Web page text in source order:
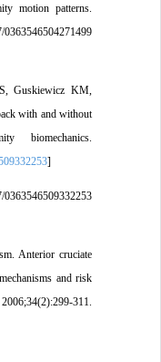
motion patterns.
0363546504271499
Guskiewicz KM,
with and without
biomechanics.
Anterior cruciate
mechanisms and risk
311.